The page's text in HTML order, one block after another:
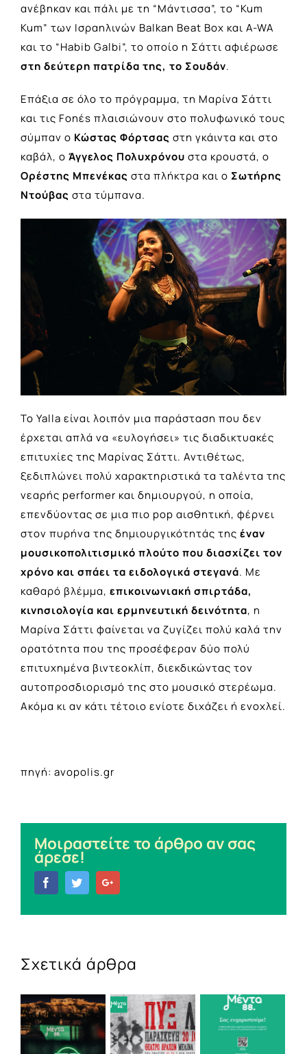
ανέβηκαν και πάλι με τη “Μάντισσα”, το “Kum
Kum” των Ισραηλινών Balkan Beat Box και A-WA
και το “Habib Galbi”, το οποίο η Σάττι αφιέρωσε
στη δεύτερη πατρίδα της, το Σουδάν.
Επάξια σε όλο το πρόγραμμα, τη Μαρίνα Σάττι
και τις Fonέs πλαισιώνουν στο πολυφωνικό τους
σύμπαν ο Κώστας Φόρτσας στη γκάιντα και στο
καβάλ, ο Άγγελος Πολυχρόνου στα κρουστά, ο
Ορέστης Μπενέκας στα πλήκτρα και ο Σωτήρης
Ντούβας στα τύμπανα.
Το Yalla είναι λοιπόν μια παράσταση που δεν
έρχεται απλά να «ευλογήσει» τις διαδικτυακές
επιτυχίες της Μαρίνας Σάττι. Αντιθέτως,
ξεδιπλώνει πολύ χαρακτηριστικά τα ταλέντα της
νεαρής performer και δημιουργού, η οποία,
επενδύοντας σε μια πιο pop αισθητική, φέρνει
στον πυρήνα της δημιουργικότητάς της έναν
μουσικοπολιτισμικό πλούτο που διασχίζει τον
χρόνο και σπάει τα ειδολογικά στεγανά. Με
καθαρό βλέμμα, επικοινωνιακή σπιρτάδα,
κινησιολογία και ερμηνευτική δεινότητα, η
Μαρίνα Σάττι φαίνεται να ζυγίζει πολύ καλά την
ορατότητα που της προσέφεραν δύο πολύ
επιτυχημένα βιντεοκλίπ, διεκδικώντας τον
αυτοπροσδιορισμό της στο μουσικό στερέωμα.
Ακόμα κι αν κάτι τέτοιο ενίοτε διχάζει ή ενοχλεί.
πηγή: avopolis.gr
Μοιραστείτε το άρθρο αν σας
άρεσε!
FacebookTwitter
Σχετικά άρθρα